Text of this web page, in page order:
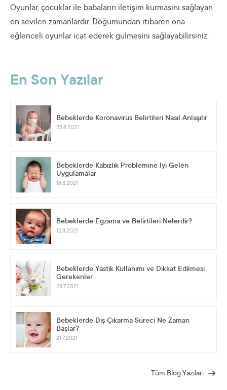
Oyunlar, çocuklar ile babaların iletişim kurmasını sağlayan
en sevilen zamanlardır. Doğumundan itibaren ona
eğlenceli oyunlar icat ederek gülmesini sağlayabilirsiniz.
En Son Yazılar
Bebeklerde Koronavirüs Belirtileri Nasıl Anlaşılır
23.8.2021
Bebeklerde Kabızlık Problemine İyi Gelen
Uygulamalar
18.8.2021
Bebeklerde Egzama ve Belirtileri Nelerdir?
12.8.2021
Bebeklerde Yastık Kullanımı ve Dikkat Edilmesi
Gerekenler
28.7.2021
Bebeklerde Diş Çıkarma Süreci Ne Zaman
Başlar?
21.7.2021
Tüm Blog Yazıları